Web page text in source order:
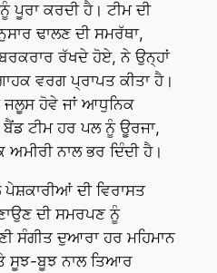
ਕਰਦੀ ਹੈ। ਟੀਮ ਦੀ
ਢਾਲਣ ਦੀ ਸਮਰੱਥਾ,
ਰੱਖਦੇ ਹੋਏ, ਨੇ ਉਨ੍ਹਾਂ
ਵਰਗ ਪ੍ਰਾਪਤ ਕੀਤਾ ਹੈ।
ਹੋਵੇ ਜਾਂ ਆਧੁਨਿਕ
ਟੀਮ ਹਰ ਪਲ ਨੂੰ ਊਰਜਾ,
ਨਾਲ ਭਰ ਦਿੰਦੀ ਹੈ।
ਦੀ ਵਿਰਾਸਤ
ਦੀ ਸਮਰਪਣ ਨੂੰ
ਸੰਗੀਤ ਦੁਆਰਾ ਹਰ ਮਹਿਮਾਨ
ਸੂਝ-ਬੂਝ ਨਾਲ ਤਿਆਰ